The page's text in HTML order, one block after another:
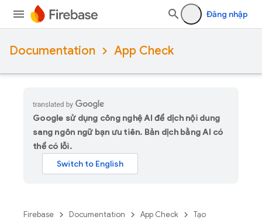
Đăng nhập
Documentation App Check
Google sử dụng công nghệ AI để dịch nội dung
sang ngôn ngữ bạn ưu tiên. Bản dịch bằng AI có
thể có lỗi.
Firebase Documentation App Check Tạo